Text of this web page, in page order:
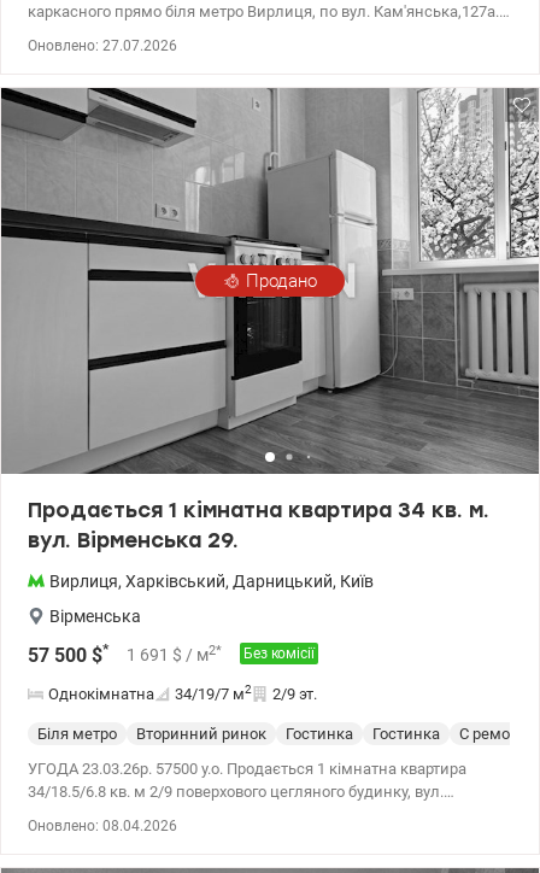
каркасного прямо біля метро Вирлиця, по вул. Кам'янська,127а.
та розвиненої інфраструктури - ресторани, кафе, спортивні зали,
магазини, супермаркети, дитячі садки та школи.
Оновлено: 27.07.2026
Продано
Продається 1 кімнатна квартира 34 кв. м.
вул. Вірменська 29.
Вирлиця, Харківський, Дарницький, Київ
Вірменська
57 500 $* 1 691 $ / м2* Без комісії
Однокімнатна 34/19/7 м2 2/9 эт.
Біля метро Вторинний ринок Гостинка Гостинка
С
УГОДА 23.03.26р. 57500 у.о. Продається 1 кімнатна квартира
34/18.5/6.8 кв. м 2/9 поверхового цегляного будинку, вул.
Оновлено: 08.04.2026